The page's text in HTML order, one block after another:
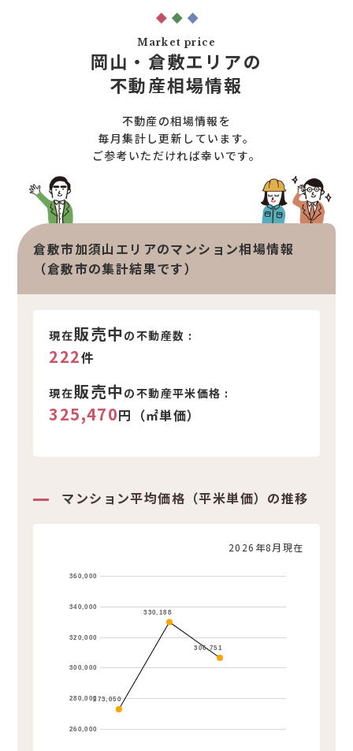
住宅売却サポート
不動産売却サポート
査定依頼
不動産の相場情報
不動産を探す
物件検索
お知らせ一覧
不動産コラム
オンライン相談サービス
Market price
岡山・倉敷エリアの
不動産相場情報
不動産の相場情報を
毎月集計し更新しています。
ご参考いただければ幸いです。
倉敷市加須山エリアのマンション相場情報
（倉敷市の集計結果です）
現在販売中 の不動産数 :
222件
現在販売中 の不動産平米価格 :
325,470円（㎡単価）
マンション平均価格（平米単価）の推移
2026年8月現在
260,000
280,000
300,000
320,000
340,000
360,000
273,050
330,188
306,751